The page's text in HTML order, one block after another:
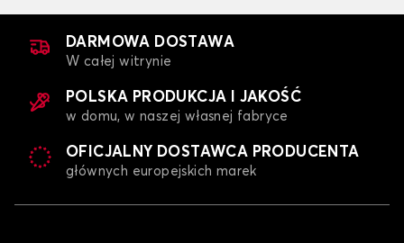
DARMOWA DOSTAWA
W całej witrynie
POLSKA PRODUKCJA I JAKOŚĆ
w domu, w naszej własnej fabryce
OFICJALNY DOSTAWCA PRODUCENTA
głównych europejskich marek